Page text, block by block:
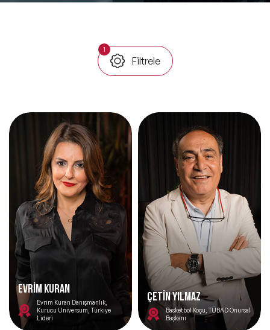
🔥 Global Konuşmacılar
🔥 Motivasyon Konuşmacıları
🔥 Liderlik Konuşmacıları
🔥 Ekonomi Konuşmacıları
🔥 Yapay Zeka Konuşmacıları
1
Filtrele
EVRİM KURAN
Evrim Kuran Danışmanlık,
Kurucu Universum, Türkiye
Lideri
ÇETİN YILMAZ
Basketbol Koçu, TÜBAD Onursal
Başkanı